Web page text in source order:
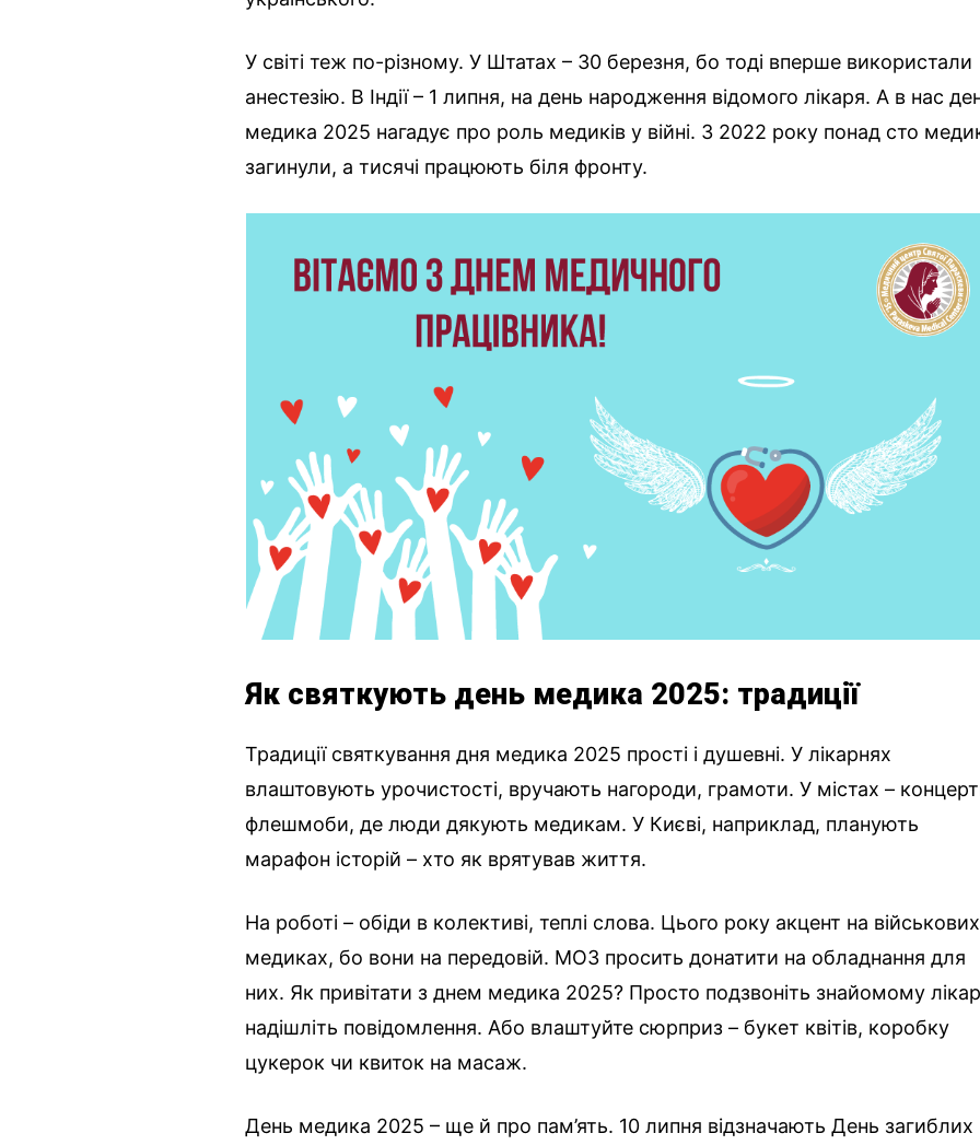
У світі теж по-різному. У Штатах – 30 березня, бо тоді вперше використали
анестезію. В Індії – 1 липня, на день народження відомого лікаря. А в нас
медика 2025 нагадує про роль медиків у війні. З 2022 року понад сто
загинули, а тисячі працюють біля фронту.
Як святкують день медика 2025: традиції
Традиції святкування дня медика 2025 прості і душевні. У лікарнях
влаштовують урочистості, вручають нагороди, грамоти. У містах –
флешмоби, де люди дякують медикам. У Києві, наприклад, планують
марафон історій – хто як врятував життя.
На роботі – обіди в колективі, теплі слова. Цього року акцент на військових
медиках, бо вони на передовій. МОЗ просить донатити на обладнання для
них. Як привітати з днем медика 2025? Просто подзвоніть знайомому
надішліть повідомлення. Або влаштуйте сюрприз – букет квітів, коробку
цукерок чи квиток на масаж.
День медика 2025 – ще й про пам’ять. 10 липня відзначають День загиблих